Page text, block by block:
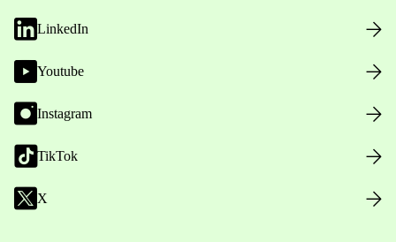
LinkedIn
Youtube
Instagram
TikTok
X